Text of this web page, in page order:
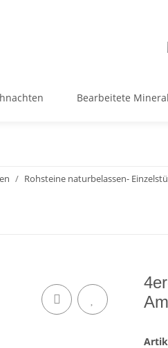
Bearbeitete
Rohsteine naturbelassen-